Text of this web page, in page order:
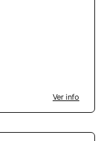
Ver info